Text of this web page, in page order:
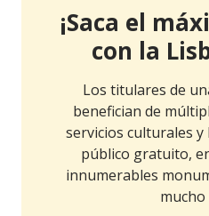
¡Saca el
con la
Los titulares de
benefician de
servicios culturales
público gratuito,
innumerables
mucho